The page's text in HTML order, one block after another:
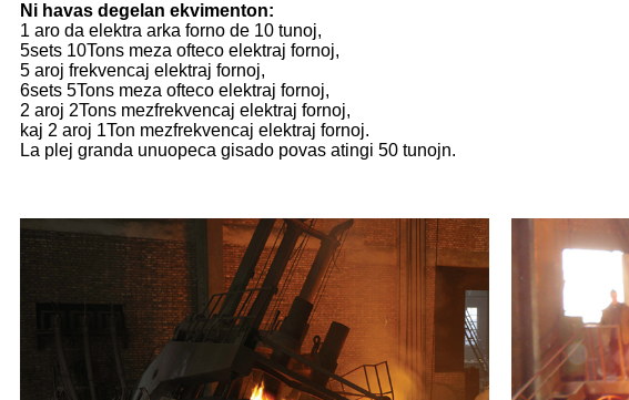
Ni havas degelan ekvimenton:
1 aro da elektra arka forno de 10 tunoj,
5sets 10Tons meza ofteco elektraj fornoj,
5 aroj frekvencaj elektraj fornoj,
6sets 5Tons meza ofteco elektraj fornoj,
2 aroj 2Tons mezfrekvencaj elektraj fornoj,
kaj 2 aroj 1Ton mezfrekvencaj elektraj fornoj.
La plej granda unuopeca gisado povas atingi 50 tunojn.